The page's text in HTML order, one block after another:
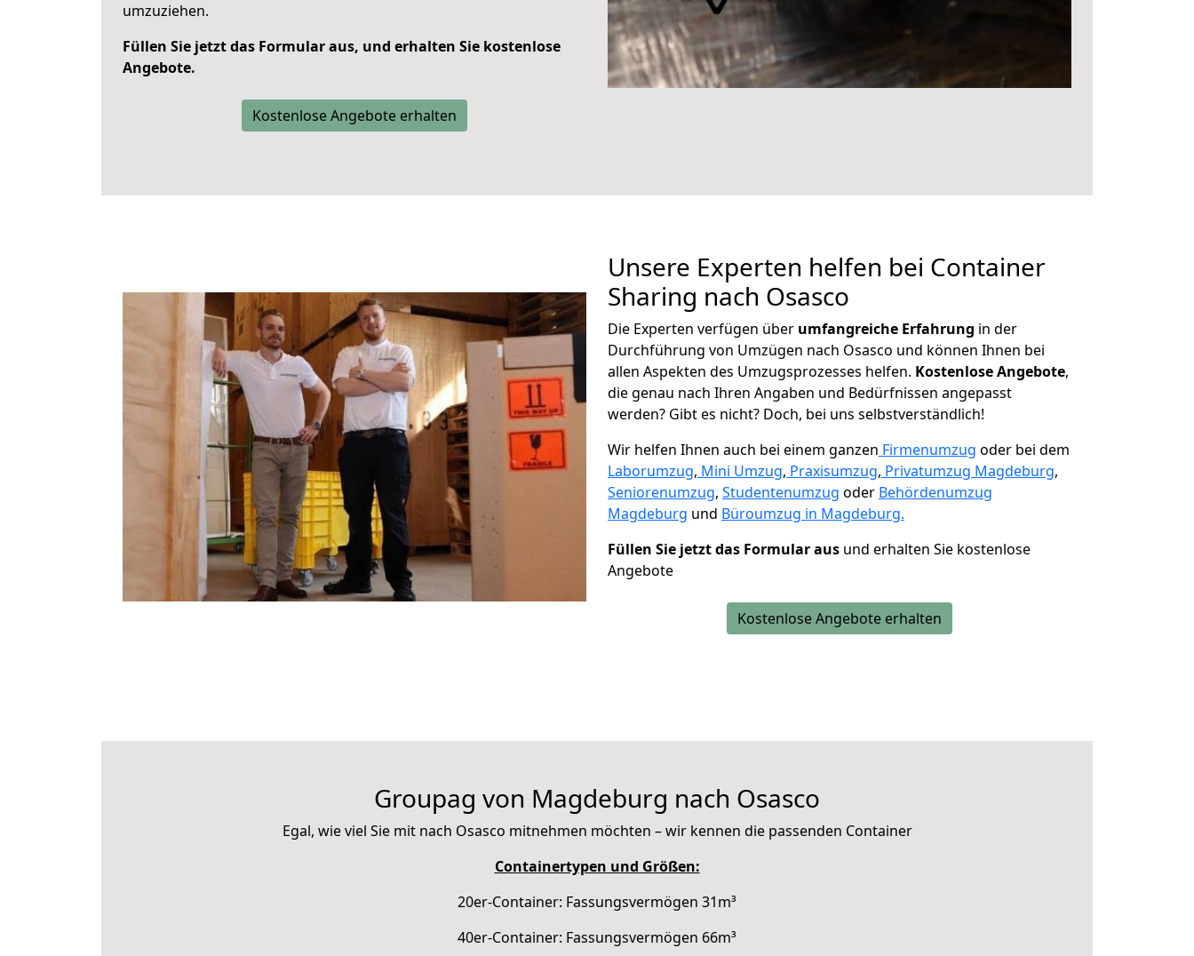
umzuziehen.
Füllen Sie jetzt das Formular aus, und erhalten Sie kostenlose
Angebote.
Kostenlose Angebote erhalten
Unsere Experten helfen bei Container
Sharing nach Osasco
Die Experten verfügen über umfangreiche Erfahrung in der
Durchführung von Umzügen nach Osasco und können Ihnen bei
allen Aspekten des Umzugsprozesses helfen. Kostenlose Angebote,
die genau nach Ihren Angaben und Bedürfnissen angepasst
werden? Gibt es nicht? Doch, bei uns selbstverständlich!
Wir helfen Ihnen auch bei einem ganzen Firmenumzug oder bei dem
Laborumzug, Mini Umzug, Praxisumzug, Privatumzug Magdeburg,
Seniorenumzug, Studentenumzug oder Behördenumzug
Magdeburg und Büroumzug in Magdeburg.
Füllen Sie jetzt das Formular aus und erhalten Sie kostenlose
Angebote
Kostenlose Angebote erhalten
Groupag von Magdeburg nach Osasco
Egal, wie viel Sie mit nach Osasco mitnehmen möchten – wir kennen die passenden Container
Containertypen und Größen:
20er-Container: Fassungsvermögen 31m³
40er-Container: Fassungsvermögen 66m³